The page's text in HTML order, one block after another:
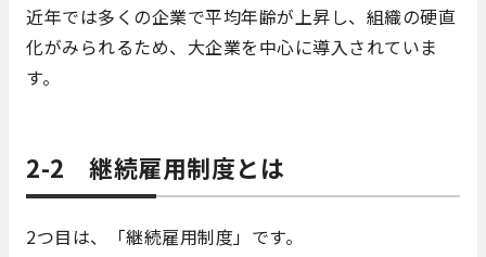
近年では多くの企業で平均年齢が上昇し、組織の硬直
化がみられるため、大企業を中心に導入されていま
す。
2-2 継続雇用制度とは
2つ目は、「継続雇用制度」です。